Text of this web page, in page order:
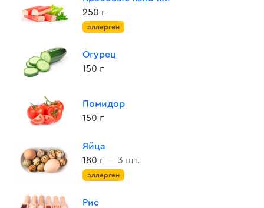
250 г
аллерген
Огурец
150 г
Помидор
150 г
Яйца
180 г — 3 шт.
аллерген
Рис